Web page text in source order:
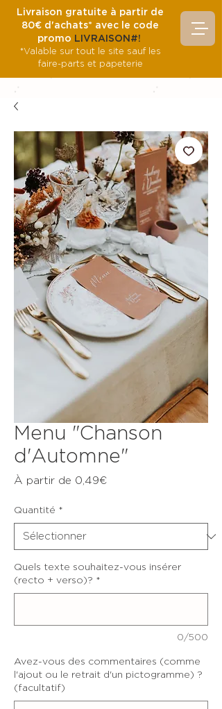
Livraison gratuite à partir de
80€ d'achats* avec le code
promo LIVRAISON#!
*Valable sur tout le site sauf les
faire-parts et papeterie
Menu "Chanson
d'Automne"
À partir de 0,49€Prix
Quantité *
Quels texte souhaitez-vous insérer
(recto + verso)? *
0/500
Avez-vous des commentaires (comme
l'ajout ou le retrait d'un pictogramme) ?
(facultatif)